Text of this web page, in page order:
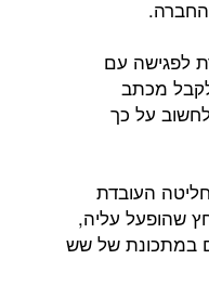
לפגישה עם
מכתב
על כך
העובדת
שהופעל עליה,
במתכונת של שש